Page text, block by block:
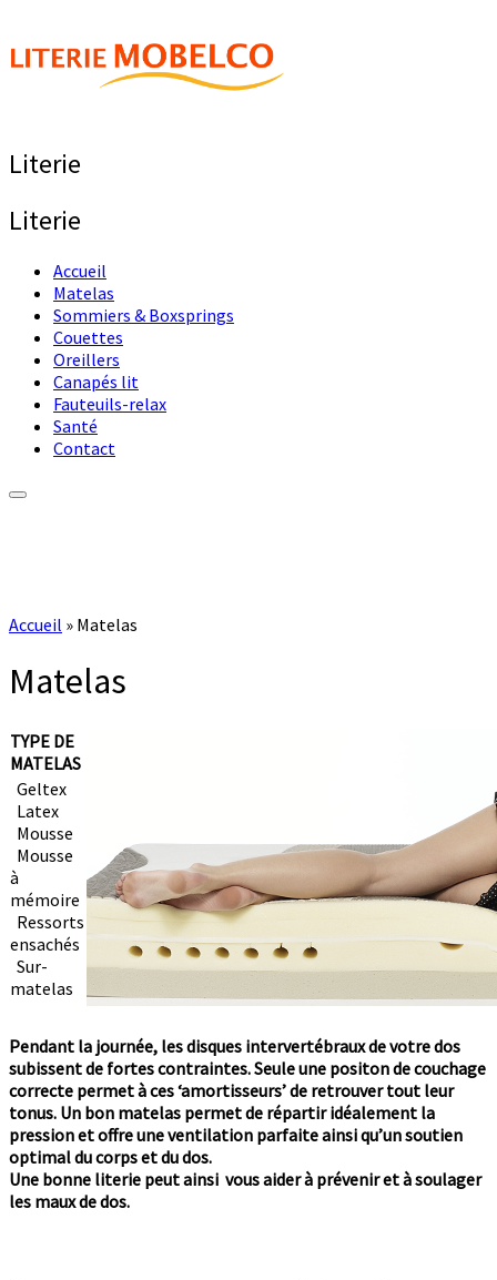
Literie
Literie
Accueil
Matelas
Sommiers & Boxsprings
Couettes
Oreillers
Canapés lit
Fauteuils-relax
Santé
Contact
Accueil » Matelas
Matelas
TYPE DE
MATELAS
Geltex
Latex
Mousse
Mousse
à
mémoire
Ressorts
ensachés
Sur-
matelas
Pendant la journée, les disques intervertébraux de votre dos
subissent de fortes contraintes. Seule une positon de couchage
correcte permet à ces ‘amortisseurs’ de retrouver tout leur
tonus. Un bon matelas permet de répartir idéalement la
pression et offre une ventilation parfaite ainsi qu’un soutien
optimal du corps et du dos.
Une bonne literie peut ainsi vous aider à prévenir et à soulager
les maux de dos.